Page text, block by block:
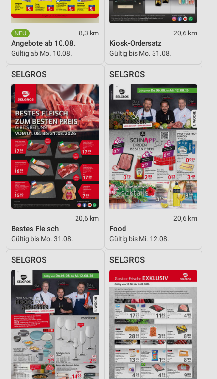
8,3 km
Angebote ab 10.08.
Gültig ab Mo. 10.08.
20,6 km
Kiosk-Ordersatz
Gültig bis Mo. 31.08.
SELGROS
20,6 km
Bestes Fleisch
Gültig bis Mo. 31.08.
SELGROS
20,6 km
Food
Gültig bis Mi. 12.08.
SELGROS SELGROS